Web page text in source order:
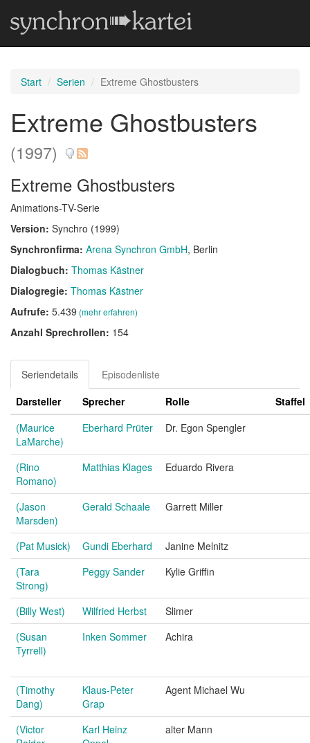
Start Serien Extreme Ghostbusters
Extreme Ghostbusters
(1997)
Extreme Ghostbusters
Animations-TV-Serie
Version: Synchro (1999)
Synchronfirma: Arena Synchron GmbH, Berlin
Dialogbuch: Thomas Kästner
Dialogregie: Thomas Kästner
Aufrufe: 5.439 (mehr erfahren)
Anzahl Sprechrollen: 154
Seriendetails
Episodenliste
Darsteller
Sprecher Rolle
Staffel
(Maurice
LaMarche)
Eberhard Prüter Dr. Egon Spengler
(Rino
Romano)
Matthias Klages Eduardo Rivera
(Jason
Marsden)
Gerald Schaale Garrett Miller
(Pat Musick) Gundi Eberhard
Janine Melnitz
(Tara
Strong)
Peggy Sander Kylie Griffin
(Billy West) Wilfried Herbst
Slimer
(Susan
Tyrrell)
Inken Sommer Achira
(Timothy
Dang)
Klaus-Peter
Grap
Agent Michael Wu
(Victor
Karl Heinz
alter Mann